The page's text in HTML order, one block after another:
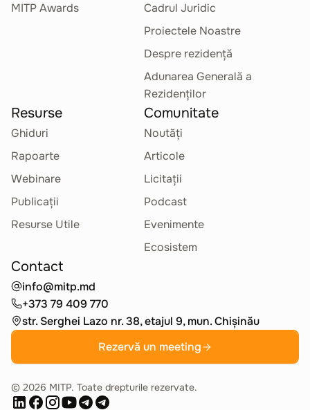
MITP Awards
Cadrul Juridic
Proiectele Noastre
Despre rezidență
Adunarea Generală a
Rezidenților
Resurse
Ghiduri
Rapoarte
Webinare
Publicații
Resurse Utile
Comunitate
Noutăți
Articole
Licitații
Podcast
Evenimente
Ecosistem
Contact
info@mitp.md
+373 79 409 770
str. Serghei Lazo nr. 38, etajul 9, mun. Chișinău
Rezervă un meeting
© 2026 MITP. Toate drepturile rezervate.